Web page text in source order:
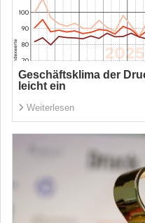
Geschäftsklima der
leicht ein
Weiterlesen